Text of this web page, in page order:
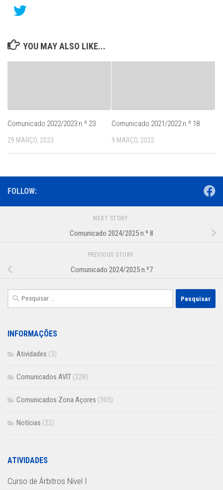
YOU MAY ALSO LIKE...
Comunicado 2022/2023 n.º 23
29 MARÇO, 2023
Comunicado 2021/2022 n.º 18
9 MARÇO, 2022
FOLLOW:
NEXT STORY
Comunicado 2024/2025 n.º 8
PREVIOUS STORY
Comunicado 2024/2025 n.º7
Pesquisar
por:
INFORMAÇÕES
Atividades (3)
Comunicados AVIT (228)
Comunicados Zona Açores (305)
Notícias (22)
ATIVIDADES
Curso de Árbitros Nível I